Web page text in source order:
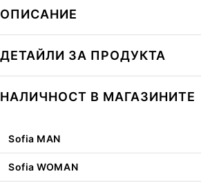
ОПИСАНИЕ
ДЕТАЙЛИ ЗА ПРОДУКТА
НАЛИЧНОСТ В МАГАЗИНИТЕ
Sofia MAN
Sofia WOMAN